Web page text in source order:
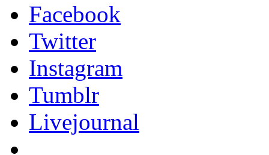
Facebook
Twitter
Instagram
Tumblr
Livejournal